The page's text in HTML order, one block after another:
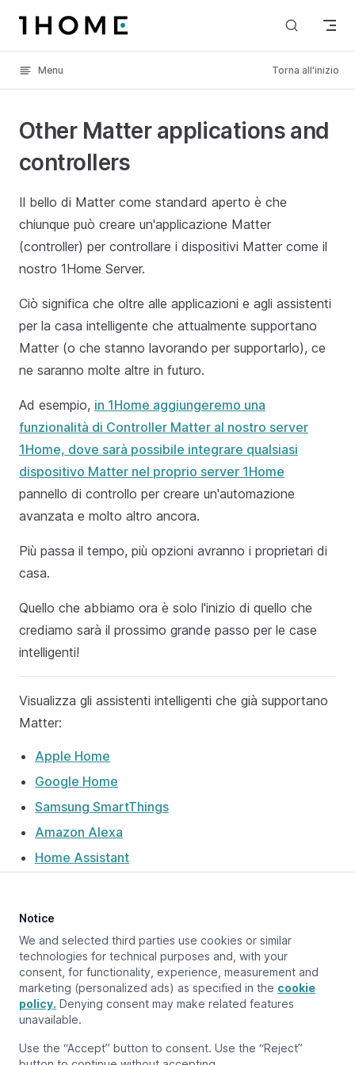
Skip to content
Menu Torna all'inizio
Other Matter applications and
controllers
Il bello di Matter come standard aperto è che
chiunque può creare un'applicazione Matter
(controller) per controllare i dispositivi Matter come il
nostro 1Home Server.
Ciò significa che oltre alle applicazioni e agli assistenti
per la casa intelligente che attualmente supportano
Matter (o che stanno lavorando per supportarlo), ce
ne saranno molte altre in futuro.
Ad esempio, in 1Home aggiungeremo una
funzionalità di Controller Matter al nostro server
1Home, dove sarà possibile integrare qualsiasi
dispositivo Matter nel proprio server 1Home
pannello di controllo per creare un'automazione
avanzata e molto altro ancora.
Più passa il tempo, più opzioni avranno i proprietari di
casa.
Quello che abbiamo ora è solo l'inizio di quello che
crediamo sarà il prossimo grande passo per le case
intelligenti!
Visualizza gli assistenti intelligenti che già supportano
Matter:
Apple Home
Google Home
Samsung SmartThings
Amazon Alexa
Home Assistant
Aggiornato a:
Pagina precedente
Home Assistant
Pagina successiva
Accoppiare/disaccoppiare le app di Matter
Notice
We and selected third parties use cookies or similar
technologies for technical purposes and, with your
consent, for functionality, experience, measurement and
marketing (personalized ads) as specified in the cookie
policy. Denying consent may make related features
unavailable.
Use the “Accept” button to consent. Use the “Reject”